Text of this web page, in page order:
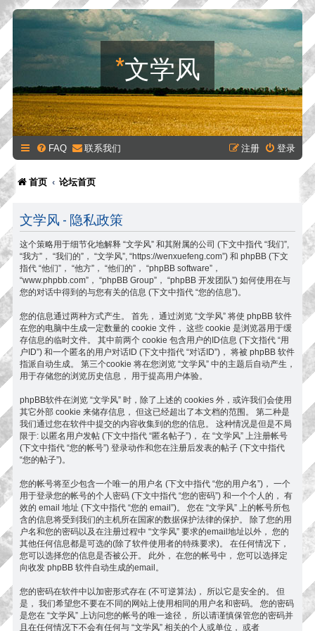
*文学风
FAQ 联系我们 登录
注册
首页 论坛首页
文学风 - 隐私政策
这个策略用于细节化地解释 “文学风” 和其附属的公司 (下文中指代 “我们”,
“我方”， “我们的”， “文学风”, “https://wenxuefeng.com”) 和 phpBB (下文
指代 “他们”， “他方”， “他们的”， “phpBB software”，
“www.phpbb.com”， “phpBB Group”， “phpBB 开发团队”) 如何使用在与
您的对话中得到的与您有关的信息 (下文中指代 “您的信息”)。
您的信息通过两种方式产生。 首先， 通过浏览 “文学风” 将使 phpBB 软件
在您的电脑中生成一定数量的 cookie 文件， 这些 cookie 是浏览器用于缓
存信息的临时文件。 其中前两个 cookie 包含用户的ID信息 (下文指代 “用
户ID”) 和一个匿名的用户对话ID (下文中指代 “对话ID”)， 将被 phpBB 软件
指派自动生成。 第三个cookie 将在您浏览 “文学风” 中的主题后自动产生，
用于存储您的浏览历史信息， 用于提高用户体验。
phpBB软件在浏览 “文学风” 时，除了上述的 cookies 外，或许我们会使用
其它外部 cookie 来储存信息， 但这已经超出了本文档的范围。 第二种是
我们通过您在软件中提交的内容收集到的您的信息。 这种情况是但是不局
限于: 以匿名用户发帖 (下文中指代 “匿名帖子”)， 在 “文学风” 上注册帐号
(下文中指代 “您的帐号”) 登录动作和您在注册后发表的帖子 (下文中指代
“您的帖子”)。
您的帐号将至少包含一个唯一的用户名 (下文中指代 “您的用户名”)， 一个
用于登录您的帐号的个人密码 (下文中指代 “您的密码”) 和一个个人的， 有
效的 email 地址 (下文中指代 “您的 email”)。 您在 “文学风” 上的帐号所包
含的信息将受到我们的主机所在国家的数据保护法律的保护。 除了您的用
户名和您的密码以及在注册过程中 “文学风” 要求的email地址以外， 您的
其他任何信息都是可选的(除了软件使用者的特殊要求)。 在任何情况下，
您可以选择您的信息是否被公开。 此外， 在您的帐号中， 您可以选择定
向收发 phpBB 软件自动生成的email。
您的密码在软件中以加密形式存在 (不可逆算法)， 所以它是安全的。 但
是， 我们希望您不要在不同的网站上使用相同的用户名和密码。 您的密码
是您在 “文学风” 上访问您的帐号的唯一途径， 所以请谨慎保管您的密码并
且在任何情况下不会有任何与 “文学风” 相关的个人或单位， 或者